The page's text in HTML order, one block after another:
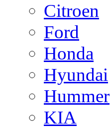
Citroen
Ford
Honda
Hyundai
Hummer
KIA